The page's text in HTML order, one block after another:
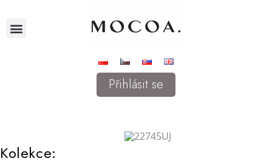
Přihlásit se
Kolekce: